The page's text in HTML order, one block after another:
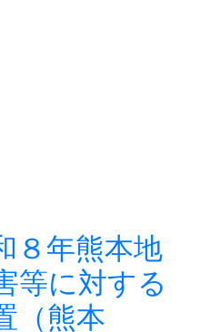
８年熊本地
等に対する
（熊本